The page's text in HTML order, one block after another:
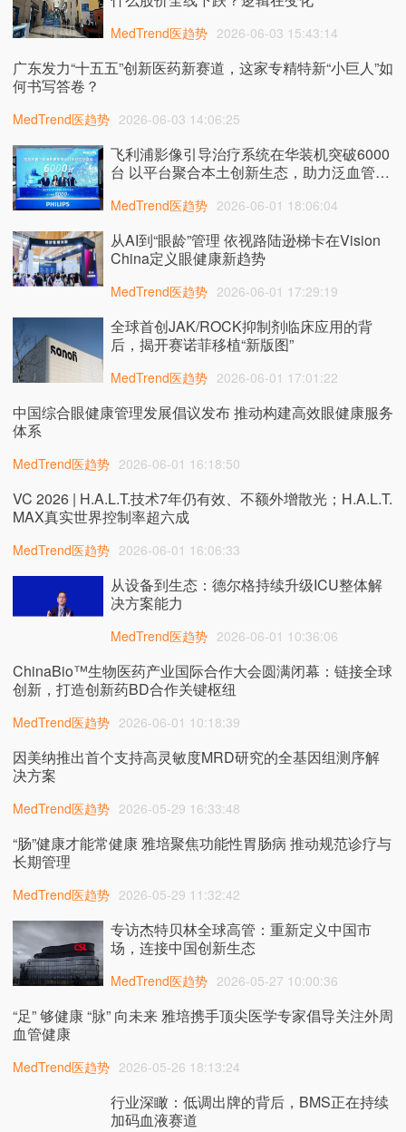
MedTrend医趋势 2026-06-03 15:43:14
广东发力“十五五”创新医药新赛道，这家专精特新“小巨人”如
何书写答卷？
MedTrend医趋势 2026-06-03 14:06:25
飞利浦影像引导治疗系统在华装机突破6000
台 以平台聚合本土创新生态，助力泛血管诊
MedTrend医趋势 2026-06-01 18:06:04
从AI到“眼龄”管理 依视路陆逊梯卡在Vision
China定义眼健康新趋势
MedTrend医趋势 2026-06-01 17:29:19
全球首创JAK/ROCK抑制剂临床应用的背
后，揭开赛诺菲移植“新版图”
MedTrend医趋势 2026-06-01 17:01:22
中国综合眼健康管理发展倡议发布 推动构建高效眼健康服务
体系
MedTrend医趋势 2026-06-01 16:18:50
VC 2026 | H.A.L.T.技术7年仍有效、不额外增散光；H.A.L.T.
MAX真实世界控制率超六成
MedTrend医趋势 2026-06-01 16:06:33
从设备到生态：德尔格持续升级ICU整体解
决方案能力
MedTrend医趋势 2026-06-01 10:36:06
ChinaBio™生物医药产业国际合作大会圆满闭幕：链接全球
创新，打造创新药BD合作关键枢纽
MedTrend医趋势 2026-06-01 10:18:39
因美纳推出首个支持高灵敏度MRD研究的全基因组测序解
决方案
MedTrend医趋势 2026-05-29 16:33:48
“肠”健康才能常健康 雅培聚焦功能性胃肠病 推动规范诊疗与
长期管理
MedTrend医趋势 2026-05-29 11:32:42
专访杰特贝林全球高管：重新定义中国市
场，连接中国创新生态
MedTrend医趋势 2026-05-27 10:00:36
“足” 够健康 “脉” 向未来 雅培携手顶尖医学专家倡导关注外周
血管健康
MedTrend医趋势 2026-05-26 18:13:24
行业深瞰：低调出牌的背后，BMS正在持续
加码血液赛道